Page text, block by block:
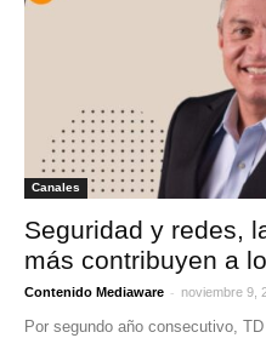
Canales
Seguridad y redes,
más contribuyen a
Contenido Mediaware - noviembre 9,
Por segundo año consecutivo,